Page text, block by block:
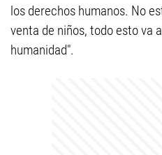
los derechos humanos. No
venta de niños, todo esto va
humanidad".